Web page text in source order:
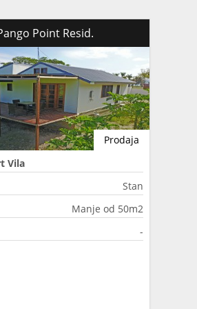
Point Resid.
Prodaja
Vila
Stan
Manje od 50m2
-